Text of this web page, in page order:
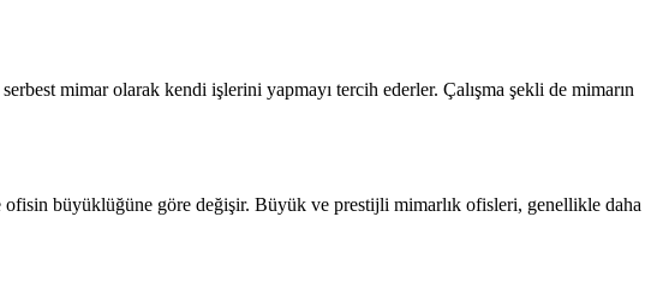
mimar olarak kendi işlerini yapmayı tercih ederler. Çalışma şekli de mimarın
ofisin büyüklüğüne göre değişir. Büyük ve prestijli mimarlık ofisleri, genellikle daha